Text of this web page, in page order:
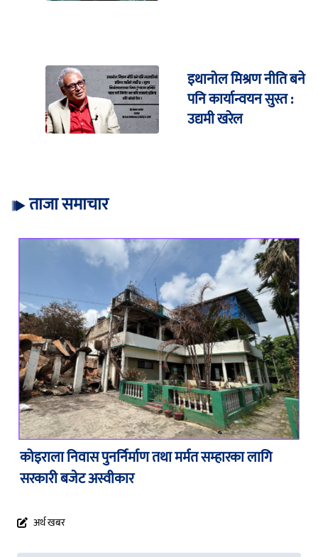
इथानोल मिश्रण नीति बने
पनि कार्यान्वयन सुस्त :
उद्यमी खरेल
ताजा समाचार
कोइराला निवास पुनर्निर्माण तथा मर्मत सम्हारका लागि
सरकारी बजेट अस्वीकार
अर्थ खबर